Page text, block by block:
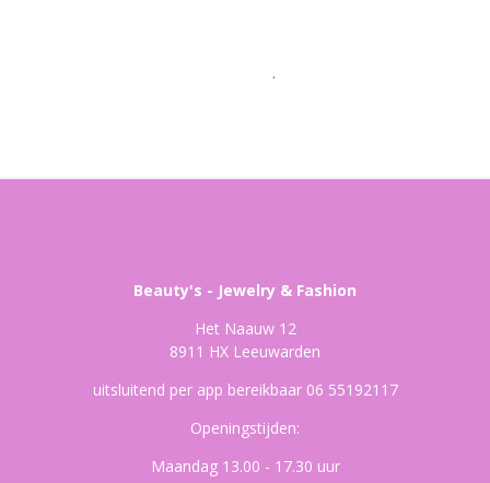
.
Beauty's - Jewelry & Fashion
Het Naauw 12
8911 HX Leeuwarden
uitsluitend per app bereikbaar 06 55192117
Openingstijden:
Maandag 13.00 - 17.30 uur